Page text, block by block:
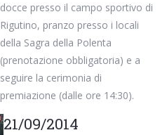
docce presso il campo sportivo di
Rigutino, pranzo presso i locali
della Sagra della Polenta
(prenotazione obbligatoria) e a
seguire la cerimonia di
premiazione (dalle ore 14:30).
21/09/2014